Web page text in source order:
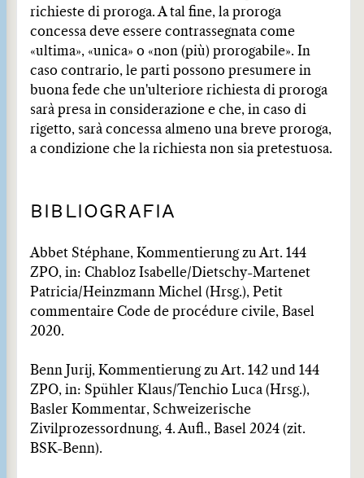
richieste di proroga. A tal fine, la proroga
concessa deve essere contrassegnata come
«ultima», «unica» o «non (più) prorogabile». In
caso contrario, le parti possono presumere in
buona fede che un'ulteriore richiesta di proroga
sarà presa in considerazione e che, in caso di
rigetto, sarà concessa almeno una breve proroga,
a condizione che la richiesta non sia pretestuosa.
BIBLIOGRAFIA
Abbet Stéphane, Kommentierung zu Art. 144
ZPO, in: Chabloz Isabelle/Dietschy-Martenet
Patricia/Heinzmann Michel (Hrsg.), Petit
commentaire Code de procédure civile, Basel
2020.
Benn Jurij, Kommentierung zu Art. 142 und 144
ZPO, in: Spühler Klaus/Tenchio Luca (Hrsg.),
Basler Kommentar, Schweizerische
Zivilprozessordnung, 4. Aufl., Basel 2024 (zit.
BSK-Benn).